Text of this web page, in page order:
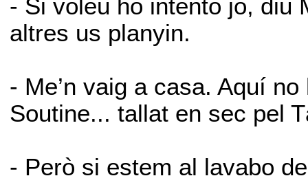
- Si voleu ho intento jo, diu
altres us planyin.
- Me’n vaig a casa. Aquí
Soutine... tallat en sec pel
- Però si estem al lavabo